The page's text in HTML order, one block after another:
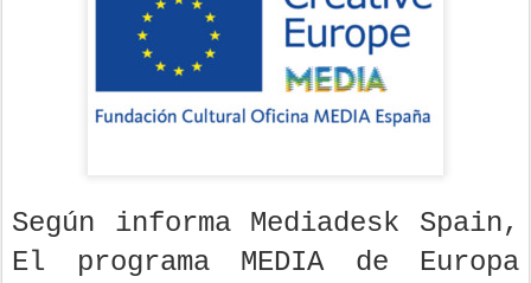
Según informa Mediadesk Spain,
El programa MEDIA de Europa